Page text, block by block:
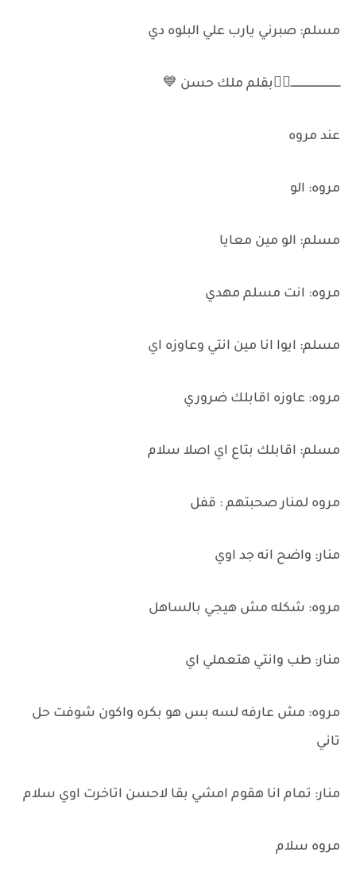
مسلم: صبرني يارب علي البلوه دي
ـــــــــــــــــــــــــــــــ✌🏻بقلم ملك حسن 💙
عند مروه
مروه: الو
مسلم: الو مين معايا
مروه: انت مسلم مهدي
مسلم: ايوا انا مين انتي وعاوزه اي
مروه: عاوزه اقابلك ضروري
مسلم: اقابلك بتاع اي اصلا سلام
مروه لمنار صحبتهم : قفل
منار: واضح انه جد اوي
مروه: شكله مش هيجي بالساهل
منار: طب وانتي هتعملي اي
مروه: مش عارفه لسه بس هو بكره واكون شوفت حل
تاني
منار: تمام انا هقوم امشي بقا لاحسن اتاخرت اوي سلام
مروه سلام